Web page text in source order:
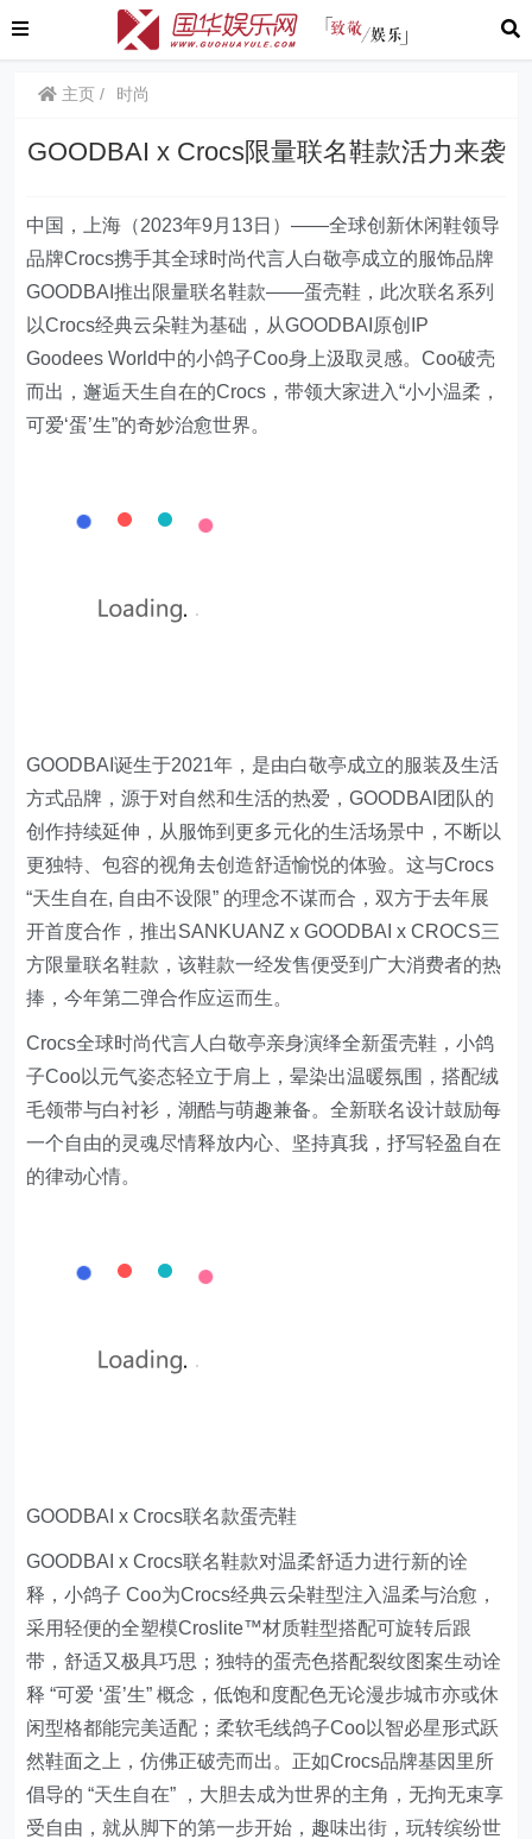
主页 时尚
GOODBAI x Crocs限量联名鞋款活力来袭
中国，上海（2023年9 月 13日）——全球创新休闲鞋领导
品牌Crocs携手其全球时尚代言人白敬亭成立的服饰品牌
GOODBAI推出限量联名鞋款——蛋壳鞋，此次联名系列
以Crocs经典云朵鞋为基础，从GOODBAI原创IP
Goodees World中的小鸽子Coo身上汲取灵感。Coo破壳
而出，邂逅天生自在的Crocs，带领大家进入“小小温柔，
可爱‘蛋’生”的奇妙治愈世界。
GOODBAI诞生于2021年，是由白敬亭成立的服装及生活
方式品牌，源于对自然和生活的热爱，GOODBAI团队的
创作持续延伸，从服饰到更多元化的生活场景中，不断以
更独特、包容的视角去创造舒适愉悦的体验。这与Crocs
“天生自在, 自由不设限” 的理念不谋而合，双方于去年展
开首度合作，推出SANKUANZ x GOODBAI x CROCS三
方限量联名鞋款，该鞋款一经发售便受到广大消费者的热
捧，今年第二弹合作应运而生。
Crocs全球时尚代言人白敬亭亲身演绎全新蛋壳鞋，小鸽
子Coo以元气姿态轻立于肩上，晕染出温暖氛围，搭配绒
毛领带与白衬衫，潮酷与萌趣兼备。全新联名设计鼓励每
一个自由的灵魂尽情释放内心、坚持真我，抒写轻盈自在
的律动心情。
GOODBAI x Crocs联名款蛋壳鞋
GOODBAI x Crocs联名鞋款对温柔舒适力进行新的诠
释，小鸽子 Coo为Crocs经典云朵鞋型注入温柔与治愈，
采用轻便的全塑模Croslite™材质鞋型搭配可旋转后跟
带，舒适又极具巧思；独特的蛋壳色搭配裂纹图案生动诠
释 “可爱 ‘蛋’生” 概念，低饱和度配色无论漫步城市亦或休
闲型格都能完美适配；柔软毛线鸽子Coo以智必星形式跃
然鞋面之上，仿佛正破壳而出。正如Crocs品牌基因里所
倡导的 “天生自在” ，大胆去成为世界的主角，无拘无束享
受自由，就从脚下的第一步开始，趣味出街，玩转缤纷世